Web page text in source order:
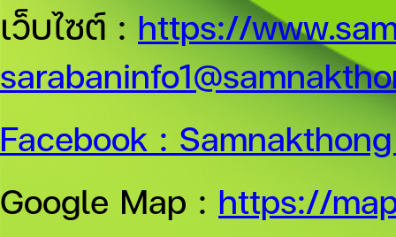
เว็บไซต์ : https://
Facebook :
Google Map : https://